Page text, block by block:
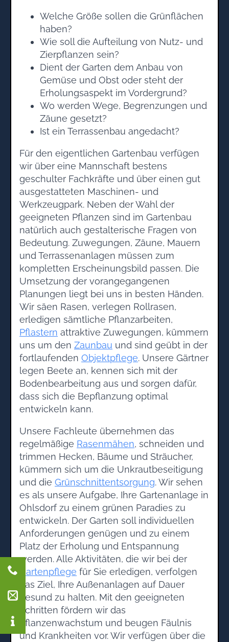
Welche Größe sollen die Grünflächen
haben?
Wie soll die Aufteilung von Nutz- und
Zierpflanzen sein?
Dient der Garten dem Anbau von
Gemüse und Obst oder steht der
Erholungsaspekt im Vordergrund?
Wo werden Wege, Begrenzungen und
Zäune gesetzt?
Ist ein Terrassenbau angedacht?
Für den eigentlichen Gartenbau verfügen
wir über eine Mannschaft bestens
geschulter Fachkräfte und über einen gut
ausgestatteten Maschinen- und
Werkzeugpark. Neben der Wahl der
geeigneten Pflanzen sind im Gartenbau
natürlich auch gestalterische Fragen von
Bedeutung. Zuwegungen, Zäune, Mauern
und Terrassenanlagen müssen zum
kompletten Erscheinungsbild passen. Die
Umsetzung der vorangegangenen
Planungen liegt bei uns in besten Händen.
Wir säen Rasen, verlegen Rollrasen,
erledigen sämtliche Pflanzarbeiten,
Pflastern attraktive Zuwegungen, kümmern
uns um den Zaunbau und sind geübt in der
fortlaufenden Objektpflege. Unsere Gärtner
legen Beete an, kennen sich mit der
Bodenbearbeitung aus und sorgen dafür,
dass sich die Bepflanzung optimal
entwickeln kann.
Unsere Fachleute übernehmen das
regelmäßige Rasenmähen, schneiden und
trimmen Hecken, Bäume und Sträucher,
kümmern sich um die Unkrautbeseitigung
und die Grünschnittentsorgung. Wir sehen
es als unsere Aufgabe, Ihre Gartenanlage in
Ohlsdorf zu einem grünen Paradies zu
entwickeln. Der Garten soll individuellen
Anforderungen genügen und zu einem
Platz der Erholung und Entspannung
werden. Alle Aktivitäten, die wir bei der
Gartenpflege für Sie erledigen, verfolgen
das Ziel, Ihre Außenanlagen auf Dauer
gesund zu halten. Mit den geeigneten
Schritten fördern wir das
Pflanzenwachstum und beugen Fäulnis
und Krankheiten vor. Wir verfügen über die